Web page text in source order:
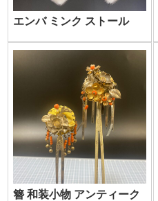
エンバ ミンク ストール
簪 和装小物 アンティーク